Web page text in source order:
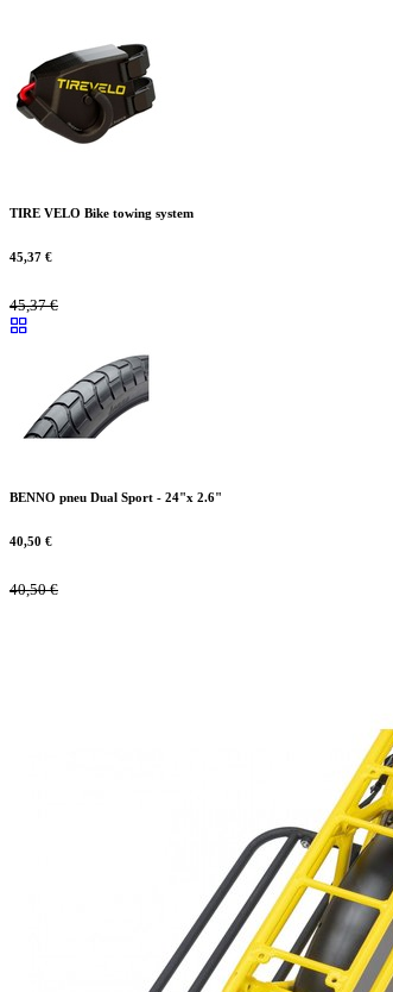
TIRE VELO Bike towing system
45,37 €
45,37€
BENNO pneu Dual Sport - 24"x 2.6"
40,50 €
40,50€